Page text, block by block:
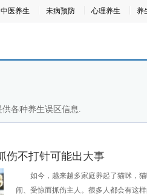
中医养生 未病预防 心理养生 养
各种养生误区信息.
伤不打针可能出大事
如今，越来越多家庭养起了猫咪，猫
闹、受惊而抓伤主人。很多人都会有这